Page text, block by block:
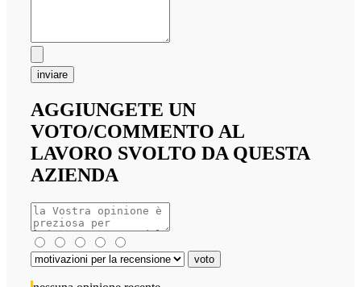
inviare
AGGIUNGETE UN
VOTO/COMMENTO AL
LAVORO SVOLTO DA QUESTA
AZIENDA